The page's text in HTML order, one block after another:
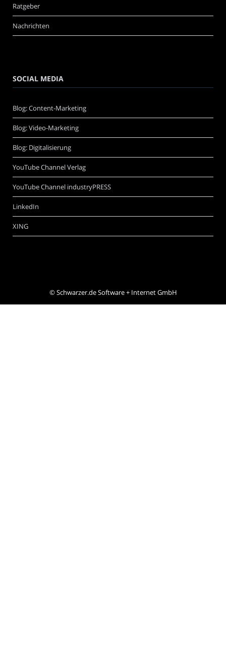
Ratgeber
Nachrichten
SOCIAL MEDIA
Blog: Content-Marketing
Blog: Video-Marketing
Blog: Digitalisierung
YouTube Channel Verlag
YouTube Channel industryPRESS
LinkedIn
XING
©Schwarzer.de Software + Internet GmbH